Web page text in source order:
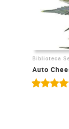
Biblioteca
Auto